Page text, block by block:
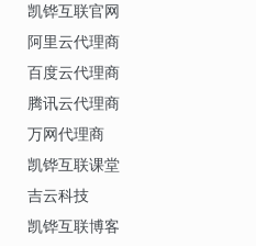
凯铧互联官网
阿里云代理商
百度云代理商
腾讯云代理商
万网代理商
凯铧互联课堂
吉云科技
凯铧互联博客